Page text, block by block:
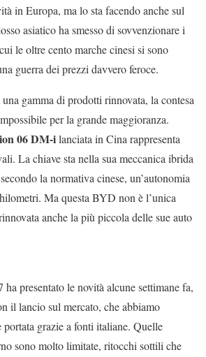
in Europa, ma lo sta facendo anche sul
asiatico ha smesso di sovvenzionare i
le oltre cento marche cinesi si sono
guerra dei prezzi davvero feroce.
gamma di prodotti rinnovata, la contesa
per la grande maggioranza.
06 DM-ilanciata in Cina rappresenta
La chiave sta nella sua meccanica ibrida
la normativa cinese, un’autonomia
Ma questa BYD non è l’unica
anche la più piccola delle sue auto
presentato le novità alcune settimane fa,
il lancio sul mercato, che abbiamo
grazie a fonti italiane. Quelle
sono molto limitate, ritocchi sottili che